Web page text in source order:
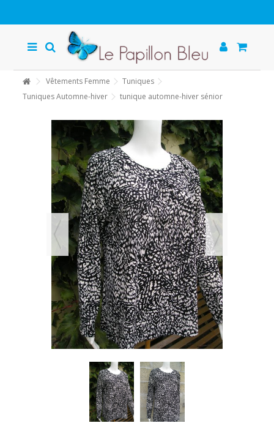
Vêtements Femme
Tuniques
Tuniques Automne-hiver
tunique automne-hiver sénior